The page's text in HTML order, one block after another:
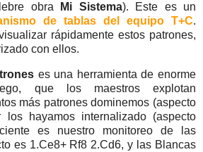
obra
Mi Sistema). Este es un
de tablas del equipo T+C.
rápidamente estos patrones,
con ellos.
es una herramienta de enorme
que los maestros explotan
más patrones dominemos (aspecto
los hayamos internalizado (aspecto
es nuestro monitoreo de las
es 1.Ce8+ Rf8 2.Cd6, y las Blancas